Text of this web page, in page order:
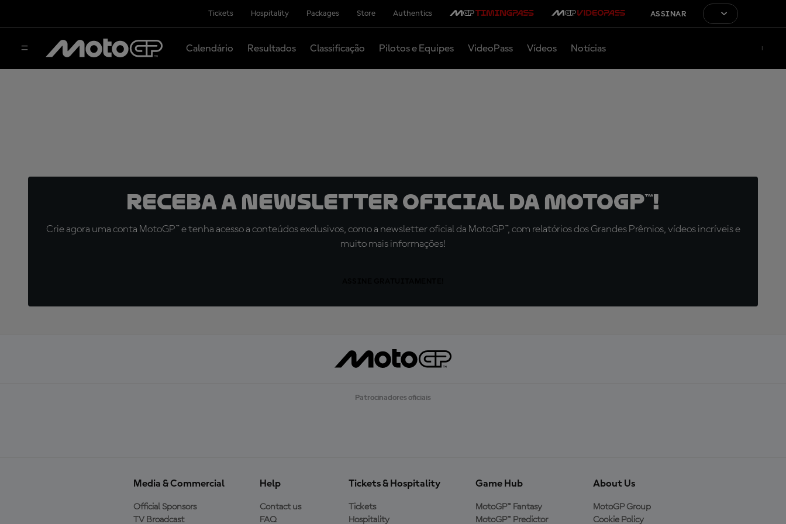
Tickets Hospitality Packages Store Authentics ASSINAR
Calendário Resultados Classificação Pilotos e Equipes VideoPass Vídeos Notícias
Receba a newsletter oficial da MotoGP™!
Crie agora uma conta MotoGP™ e tenha acesso a conteúdos exclusivos, como a newsletter oficial da MotoGP™, com relatórios dos Grandes Prêmios, vídeos incríveis e
muito mais informações!
Patrocinadores oficiais
Media & Commercial
Official Sponsors
TV Broadcast
Help
Contact us
FAQ
Tickets & Hospitality
Tickets
Hospitality
Game Hub
MotoGP™ Fantasy
MotoGP™ Predictor
About Us
MotoGP Group
Cookie Policy